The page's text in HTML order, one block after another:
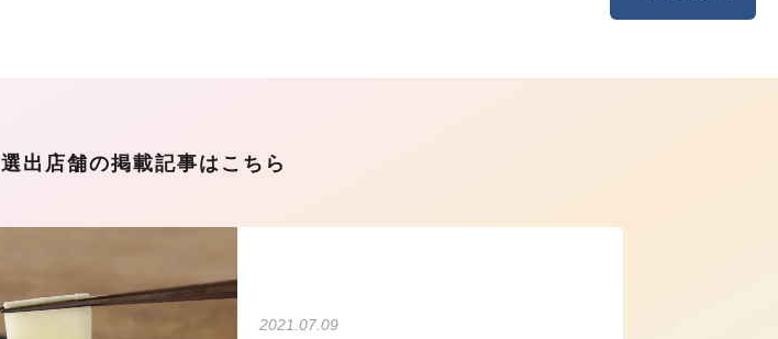
選出店舗の掲載記事はこちら
2021.07.09